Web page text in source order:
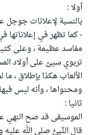
أولا :
بالنسبة لإعلانات جوجل
- كما تظهر في
مفاسد عظيمة ، وعلى
تربوي سيئ على أولاد
الألعاب هكذا بإطلاق ،
ومحتواها ، وأنه ليس
ثانيا :
الموسيقى قد صح النهي
قال النَّبِيُّ صلى الله